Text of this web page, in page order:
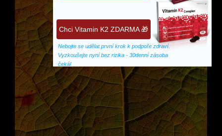
Nebojte se udělat první krok k podpoře zdraví.
Vyzkoušejte nyní bez rizika - 30denní zásoba
čeká!
Chci Vitamin K2 ZDARMA 🎁